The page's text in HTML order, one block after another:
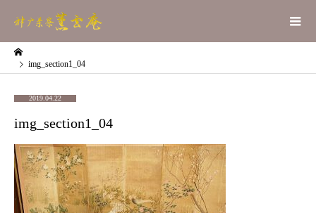
img_section1_04
2019.04.22
img_section1_04